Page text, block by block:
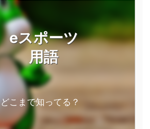
eスポーツ
用語
どこまで知ってる？